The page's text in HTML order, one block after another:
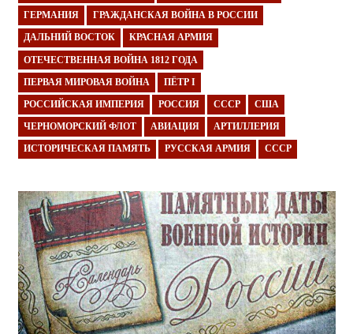
ГЕРМАНИЯ ГРАЖДАНСКАЯ ВОЙНА В РОССИИ
ДАЛЬНИЙ ВОСТОК КРАСНАЯ АРМИЯ
ОТЕЧЕСТВЕННАЯ ВОЙНА 1812 ГОДА
ПЕРВАЯ МИРОВАЯ ВОЙНА ПЁТР I
РОССИЙСКАЯ ИМПЕРИЯ РОССИЯ СССР США
ЧЕРНОМОРСКИЙ ФЛОТ АВИАЦИЯ АРТИЛЛЕРИЯ
ИСТОРИЧЕСКАЯ ПАМЯТЬ РУССКАЯ АРМИЯ СССР